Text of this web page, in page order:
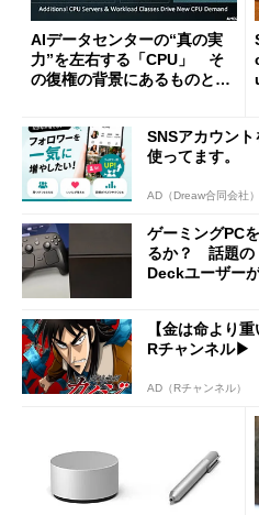
AIデータセンターの“真の実
力”を左右する「CPU」 そ
の復権の背景にあるものと
SNSアカウン
使ってます。
AD（Dreaw合同会社）
ゲーミングPC
るか？ 話題の
Deckユーザー
【金は命より
Rチャンネル▶︎
AD（Rチャンネル）